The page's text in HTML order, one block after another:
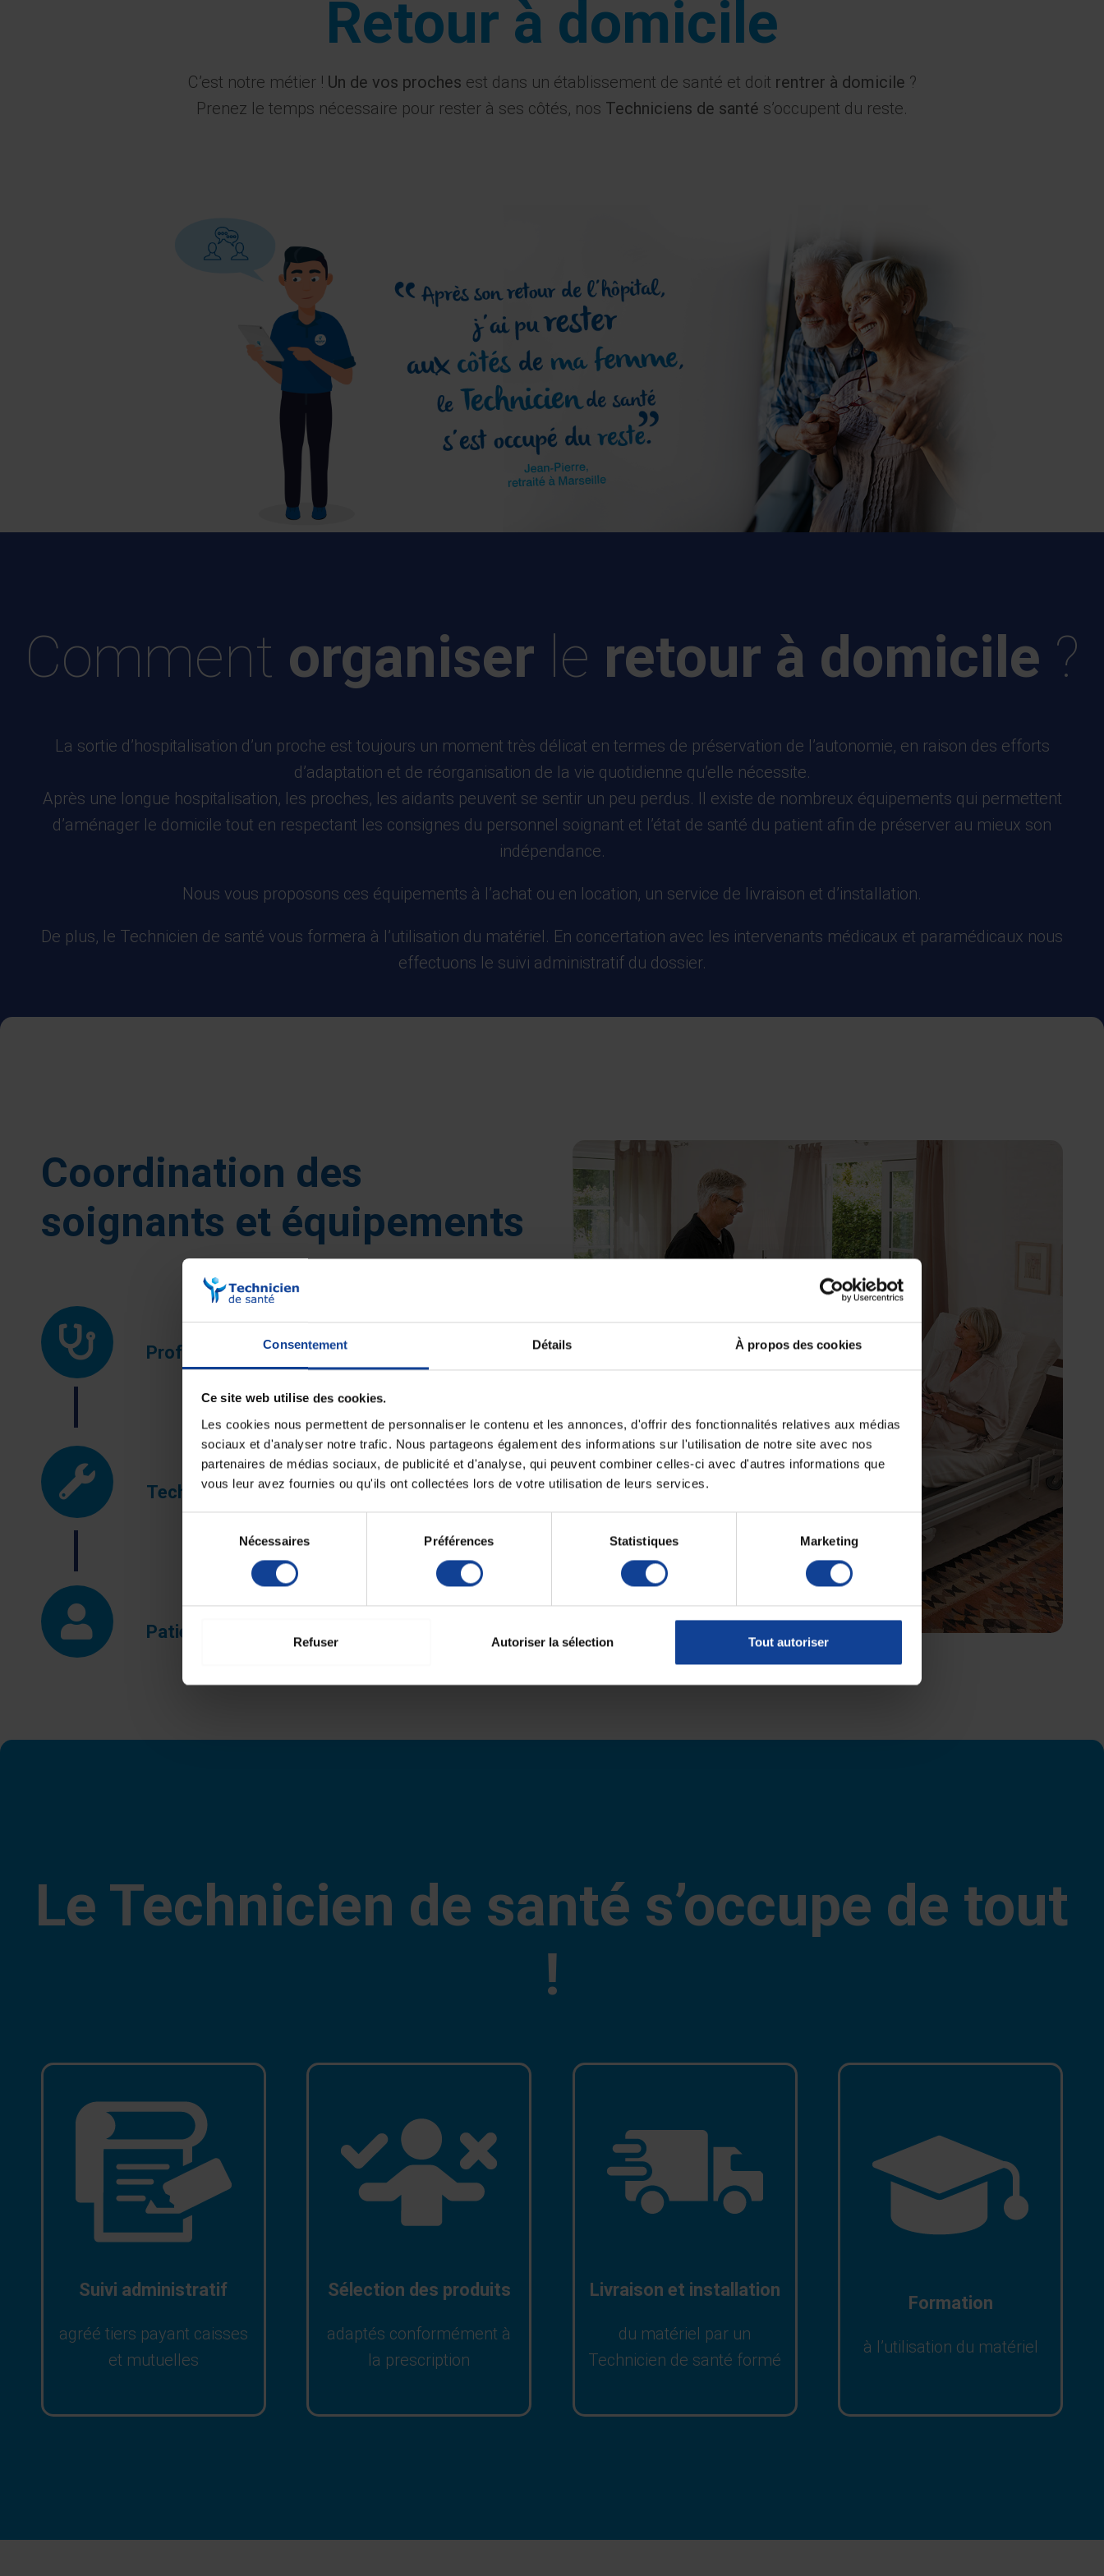
Consentement Détails À propos des cookies
Ce site web utilise des cookies.
Les cookies nous permettent de personnaliser le contenu et les annonces, d'offrir des fonctionnalités relatives aux médias
sociaux et d'analyser notre trafic. Nous partageons également des informations sur l'utilisation de notre site avec nos
partenaires de médias sociaux, de publicité et d'analyse, qui peuvent combiner celles-ci avec d'autres informations que
vous leur avez fournies ou qu'ils ont collectées lors de votre utilisation de leurs services.
consentement
Nécessaires Préférences Statistiques Marketing
Refuser Autoriser la sélection Tout autoriser
Retour à domicile
C’est notre métier ! Un de vos proches est dans un établissement de santé et doit rentrer à domicile ?
Prenez le temps nécessaire pour rester à ses côtés, nos Techniciens de santé s’occupent du reste.
Comment organiser le retour à domicile ?
La sortie d’hospitalisation d’un proche est toujours un moment très délicat en termes de préservation de l’autonomie, en raison des efforts
d’adaptation et de réorganisation de la vie quotidienne qu’elle nécessite.
Après une longue hospitalisation, les proches, les aidants peuvent se sentir un peu perdus. Il existe de nombreux équipements qui permettent
d’aménager le domicile tout en respectant les consignes du personnel soignant et l’état de santé du patient afin de préserver au mieux son
indépendance.
Nous vous proposons ces équipements à l’achat ou en location, un service de livraison et d’installation.
De plus, le Technicien de santé vous formera à l’utilisation du matériel. En concertation avec les intervenants médicaux et paramédicaux nous
effectuons le suivi administratif du dossier.
Coordination des
soignants et équipements
Professionnel de santé
Technicien de santé
Patient
Le Technicien de santé s’occupe de tout
!
Suivi administratif
agréé tiers payant caisses
et mutuelles
Sélection des produits
adaptés conformément à
la prescription
Livraison et installation
du matériel par un
Technicien de santé formé
Formation
à l’utilisation du matériel